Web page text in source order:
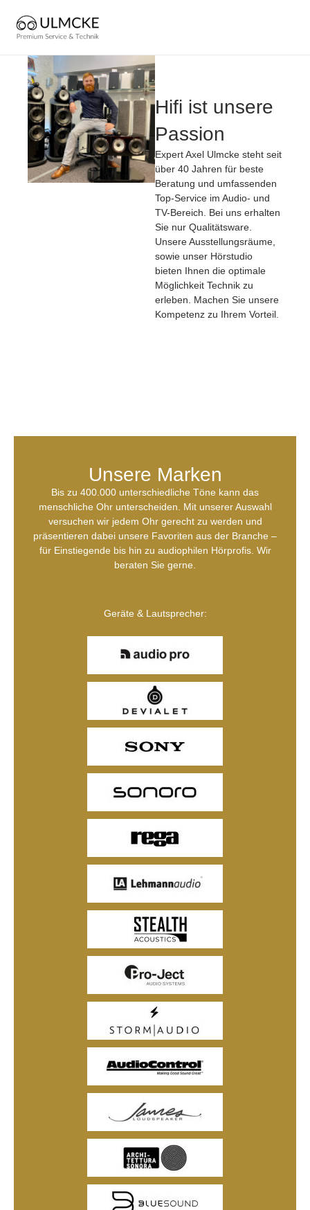
Inhalt
springen
Hifi ist unsere
Passion
Expert Axel Ulmcke steht seit
über 40 Jahren für beste
Beratung und umfassenden
Top-Service im Audio- und
TV-Bereich. Bei uns erhalten
Sie nur Qualitätsware.
Unsere Ausstellungsräume,
sowie unser Hörstudio
bieten Ihnen die optimale
Möglichkeit Technik zu
erleben. Machen Sie unsere
Kompetenz zu Ihrem Vorteil.
Unsere Marken
Bis zu 400.000 unterschiedliche Töne kann das
menschliche Ohr unterscheiden. Mit unserer Auswahl
versuchen wir jedem Ohr gerecht zu werden und
präsentieren dabei unsere Favoriten aus der Branche –
für Einstiegende bis hin zu audiophilen Hörprofis. Wir
beraten Sie gerne.
Geräte & Lautsprecher: